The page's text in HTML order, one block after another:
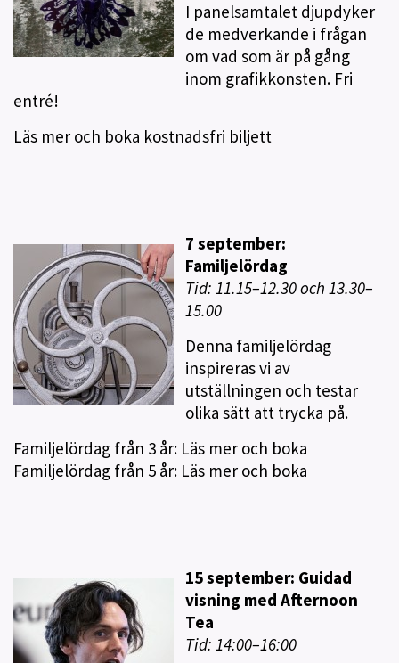
I panelsamtalet djupdyker
de medverkande i frågan
om vad som är på gång
inom grafikkonsten. Fri
entré!
Läs mer och boka kostnadsfri biljett
7 september:
Familjelördag
Tid: 11.15–12.30 och 13.30–
15.00
Denna familjelördag
inspireras vi av
utställningen och testar
olika sätt att trycka på.
Familjelördag från 3 år: Läs mer och boka
Familjelördag från 5 år: Läs mer och boka
15 september: Guidad
visning med Afternoon
Tea
Tid: 14:00–16:00